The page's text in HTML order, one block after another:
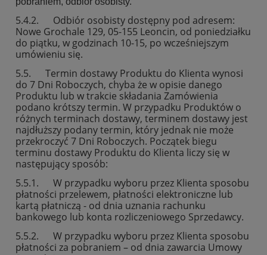
5.4.2. Odbiór osobisty dostępny pod adresem:
Nowe Grochale 129, 05-155 Leoncin, od poniedziałku
do piątku, w godzinach 10-15, po wcześniejszym
umówieniu się.
5.5. Termin dostawy Produktu do Klienta wynosi
do 7 Dni Roboczych, chyba że w opisie danego
Produktu lub w trakcie składania Zamówienia
podano krótszy termin. W przypadku Produktów o
różnych terminach dostawy, terminem dostawy jest
najdłuższy podany termin, który jednak nie może
przekroczyć 7 Dni Roboczych. Początek biegu
terminu dostawy Produktu do Klienta liczy się w
następujący sposób:
5.5.1. W przypadku wyboru przez Klienta sposobu
płatności przelewem, płatności elektroniczne lub
kartą płatniczą - od dnia uznania rachunku
bankowego lub konta rozliczeniowego Sprzedawcy.
5.5.2. W przypadku wyboru przez Klienta sposobu
płatności za pobraniem – od dnia zawarcia Umowy